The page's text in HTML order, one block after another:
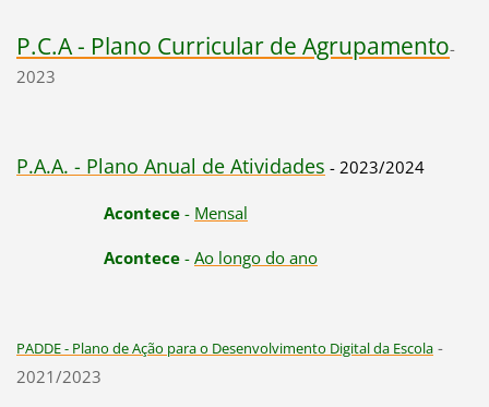
P.C.A - Plano Curricular de Agrupamento-
2023
P.A.A. - Plano Anual de Atividades - 2023/2024
Acontece- Mensal
Acontece- Ao longo do ano
PADDE - Plano de Ação para o Desenvolvimento Digital da Escola-
2021/2023